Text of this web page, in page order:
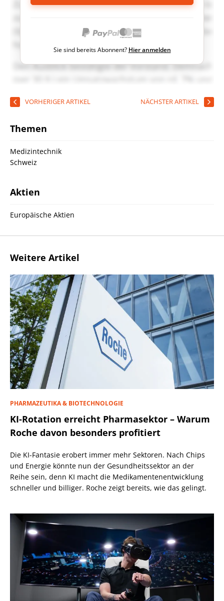
Sie sind bereits Abonnent? Hier anmelden
VORHERIGER ARTIKEL NÄCHSTER ARTIKEL
Themen
Medizintechnik
Schweiz
Aktien
Europäische Aktien
Weitere Artikel
PHARMAZEUTIKA & BIOTECHNOLOGIE
KI-Rotation erreicht Pharmasektor – Warum
Roche davon besonders profitiert
Die KI-Fantasie erobert immer mehr Sektoren. Nach Chips
und Energie könnte nun der Gesundheitssektor an der
Reihe sein, denn KI macht die Medikamentenentwicklung
schneller und billiger. Roche zeigt bereits, wie das gelingt.